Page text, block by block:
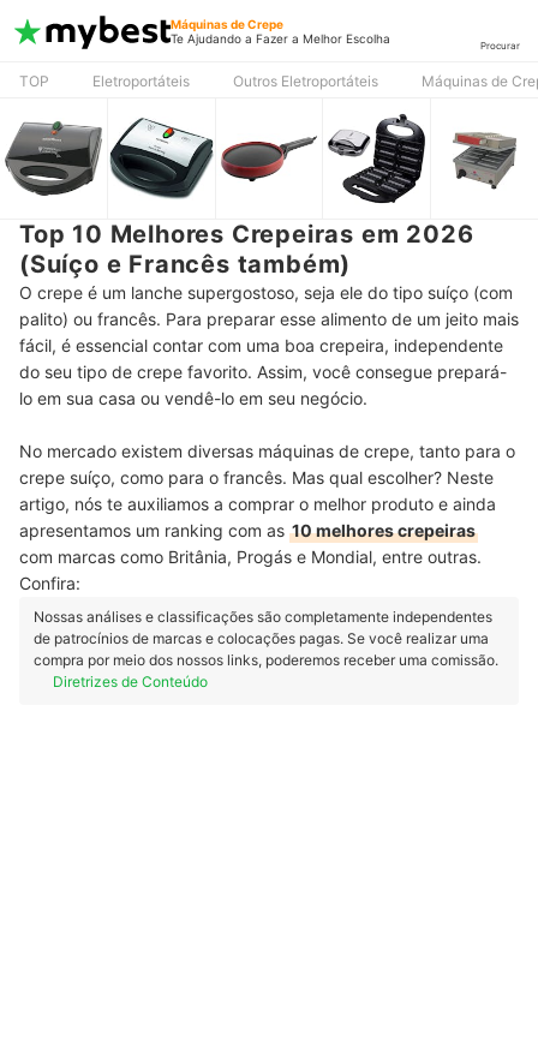
Máquinas de Crepe
Te Ajudando a Fazer a Melhor Escolha
Procurar
TOP Eletroportáteis Outros Eletroportáteis Máquinas de
Top 10 Melhores Crepeiras em 2026
(Suíço e Francês também)
O crepe é um lanche supergostoso, seja ele do tipo suíço (com
palito) ou francês. Para preparar esse alimento de um jeito mais
fácil, é essencial contar com uma boa crepeira, independente
do seu tipo de crepe favorito. Assim, você consegue prepará-
lo em sua casa ou vendê-lo em seu negócio.
No mercado existem diversas máquinas de crepe, tanto para o
crepe suíço, como para o francês. Mas qual escolher? Neste
artigo, nós te auxiliamos a comprar o melhor produto e ainda
apresentamos um ranking com as 10 melhores crepeiras
com marcas como Britânia, Progás e Mondial, entre outras.
Confira:
Nossas análises e classificações são completamente independentes
de patrocínios de marcas e colocações pagas. Se você realizar uma
compra por meio dos nossos links, poderemos receber uma comissão.
Diretrizes de Conteúdo